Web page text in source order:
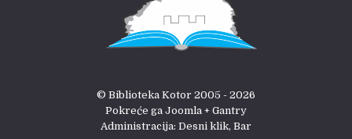
© Biblioteka Kotor 2005 - 2026
Pokreće ga Joomla + Gantry
Administracija: Desni klik, Bar